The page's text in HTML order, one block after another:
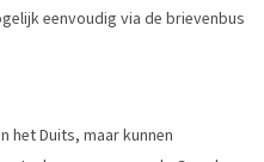
eenvoudig via de brievenbus
het Duits, maar kunnen